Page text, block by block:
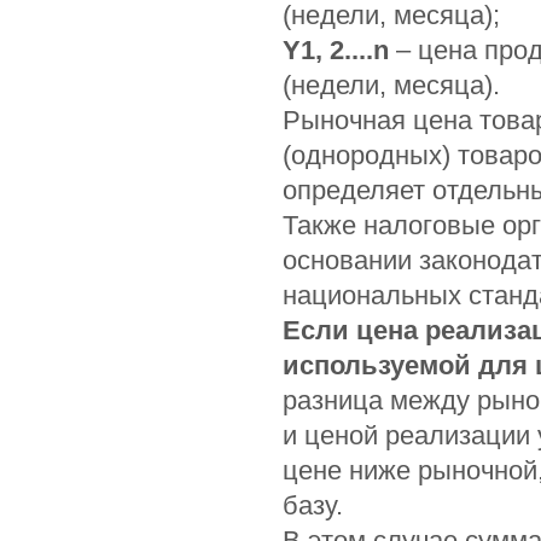
(недели, месяца);
Y1, 2....n – цена
(недели, месяца).
Рыночная цена
(однородных)
определяет
Также налоговые
основании
национальных
Если цена
используемой для
разница между
и ценой
цене ниже
базу.